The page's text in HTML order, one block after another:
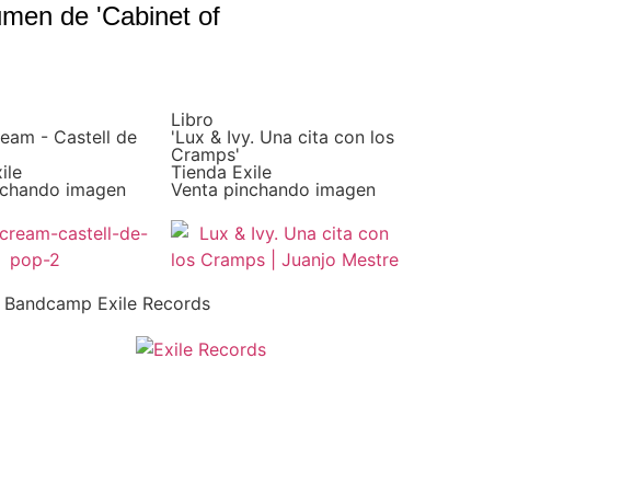
de 'Cabinet of
- Castell de
imagen
Libro
'Lux & Ivy. Una cita con los
Cramps'
Tienda Exile
Venta pinchando imagen
Bandcamp Exile Records